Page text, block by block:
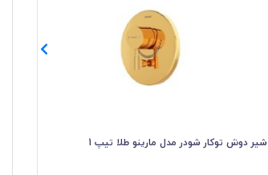
شیر دوش توکار شودر مدل مارینو طلا تیپ 1